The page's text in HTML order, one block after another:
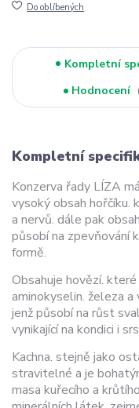
Do oblíbených
Kompletní
Hodnocení
Kompletní
Konzerva řady LÍZA
vysoký obsah hořčíku.
a nervů. dále pak
působí na zpevňování
formě.
Obsahuje hovězí.
aminokyselin. železa
jenž působí na růst
vynikající na kondici i
Kachna. stejně jako
stravitelné a je
masa kuřecího a